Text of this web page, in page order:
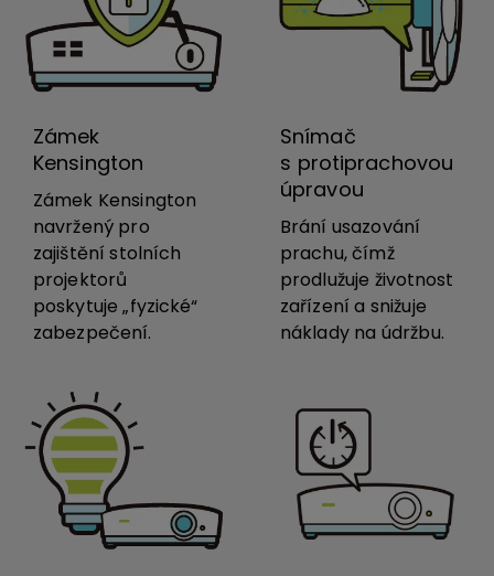
Zámek
Kensington
Zámek Kensington
navržený pro
zajištění stolních
projektorů
poskytuje „fyzické“
zabezpečení.
Snímač
s protiprachovou
úpravou
Brání usazování
prachu, čímž
prodlužuje životnost
zařízení a snižuje
náklady na údržbu.